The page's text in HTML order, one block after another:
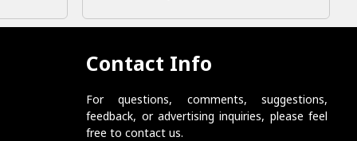
Contact Info
For questions, comments, suggestions,
feedback, or advertising inquiries, please feel
free to contact us.